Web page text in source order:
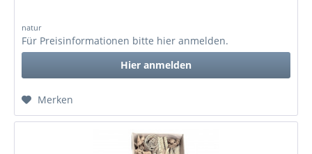
natur
Für Preisinformationen bitte hier anmelden.
Hier anmelden
Merken